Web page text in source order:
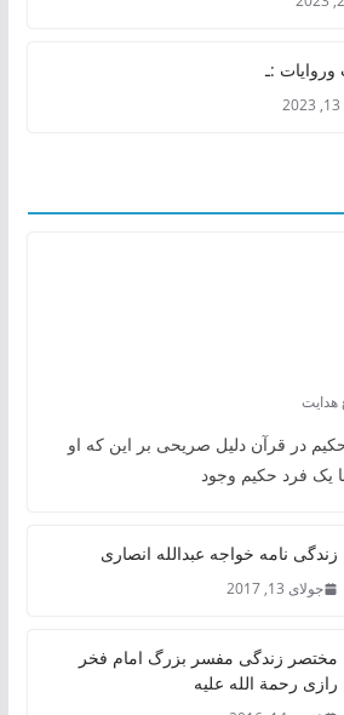
وروایات :ـ
هدایت
7925لقمان حکیم در قرآن دلیل صریحی بر این که او
یک فرد حکیم وجود
زندگی نامه خواجه عبدالله انصاری
جولای 13, 2017
مختصر زندگی مفسر بزرگ امام فخر
رازی رحمة الله علیه